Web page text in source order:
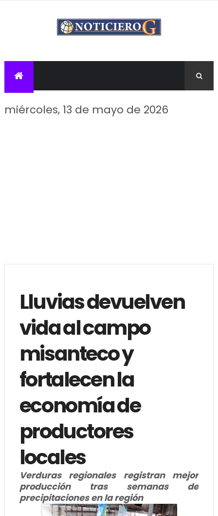
miércoles, 13 de mayo de 2026
Lluvias devuelven
vida al campo
misanteco y
fortalecen la
economía de
productores
locales
Verduras regionales registran mejor
producción tras semanas de
precipitaciones en la región